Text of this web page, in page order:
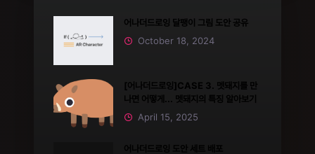
어나더드로잉 달팽이 그림 도안 공유
October 18, 2024
[어나더드로잉]CASE 3. 멧돼지를 만
나면 어떻게... 멧돼지의 특징 알아보기
April 15, 2025